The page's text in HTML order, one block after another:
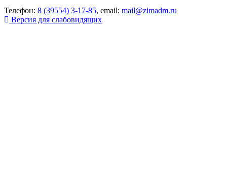
Телефон: 8 (39554) 3-17-85, email: mail@zimadm.ru
Версия для слабовидящих